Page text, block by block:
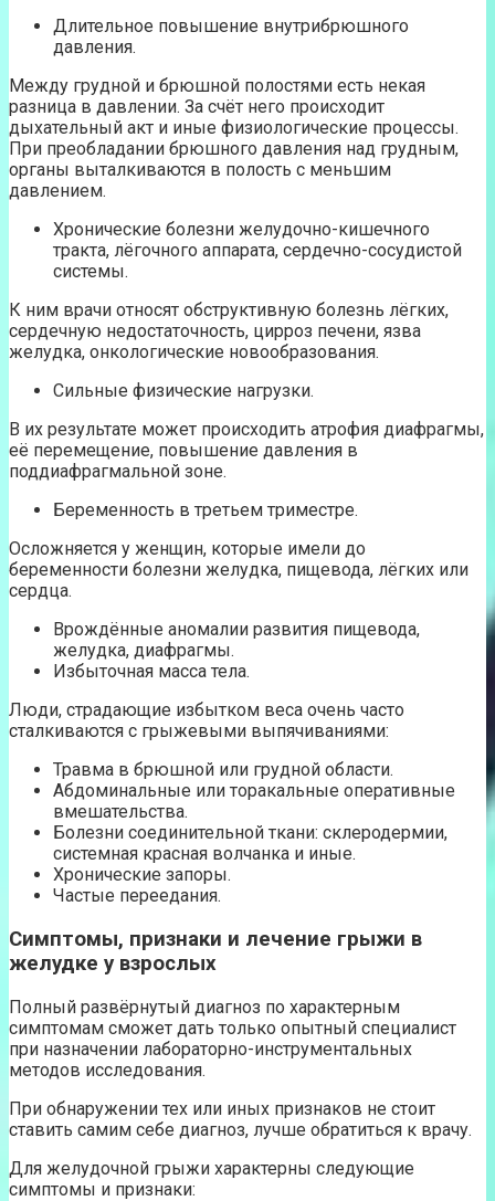
Длительное повышение внутрибрюшного
давления.
Между грудной и брюшной полостями есть некая
разница в давлении. За счёт него происходит
дыхательный акт и иные физиологические процессы.
При преобладании брюшного давления над грудным,
органы выталкиваются в полость с меньшим
давлением.
Хронические болезни желудочно-кишечного
тракта, лёгочного аппарата, сердечно-сосудистой
системы.
К ним врачи относят обструктивную болезнь лёгких,
сердечную недостаточность, цирроз печени, язва
желудка, онкологические новообразования.
Сильные физические нагрузки.
В их результате может происходить атрофия диафрагмы,
её перемещение, повышение давления в
поддиафрагмальной зоне.
Беременность в третьем триместре.
Осложняется у женщин, которые имели до
беременности болезни желудка, пищевода, лёгких или
сердца.
Врождённые аномалии развития пищевода,
желудка, диафрагмы.
Избыточная масса тела.
Люди, страдающие избытком веса очень часто
сталкиваются с грыжевыми выпячиваниями:
Травма в брюшной или грудной области.
Абдоминальные или торакальные оперативные
вмешательства.
Болезни соединительной ткани: склеродермии,
системная красная волчанка и иные.
Хронические запоры.
Частые переедания.
Симптомы, признаки и лечение грыжи в
желудке у взрослых
Полный развёрнутый диагноз по характерным
симптомам сможет дать только опытный специалист
при назначении лабораторно-инструментальных
методов исследования.
При обнаружении тех или иных признаков не стоит
ставить самим себе диагноз, лучше обратиться к врачу.
Для желудочной грыжи характерны следующие
симптомы и признаки: